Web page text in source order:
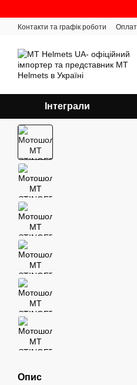
Контакти та графік роботи
Інтеграли
Опис